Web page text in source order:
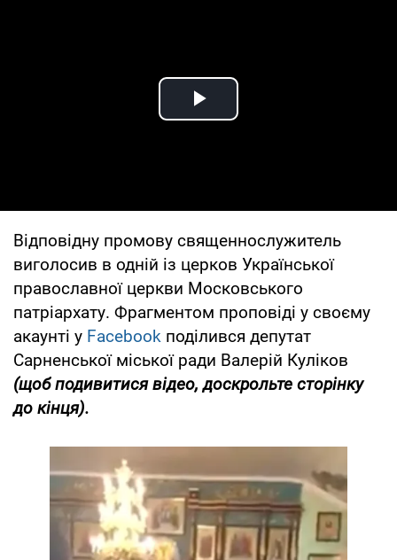
Play Video
Відповідну промову священнослужитель
виголосив в одній із церков Української
православної церкви Московського
патріархату. Фрагментом проповіді у своєму
акаунті у Facebook поділився депутат
Сарненської міської ради Валерій Куліков
(щоб подивитися відео, доскрольте сторінку
до кінця).